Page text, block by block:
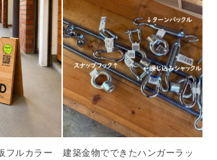
フルカラー
建築金物でできたハンガーラッ